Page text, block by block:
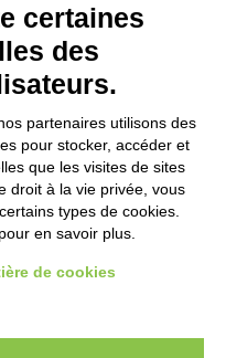
GEM?
certaines
des
partenaires utilisons des
pour stocker, accéder et
que les visites de sites
droit à la vie privée, vous
types de cookies.
en savoir plus.
de cookies